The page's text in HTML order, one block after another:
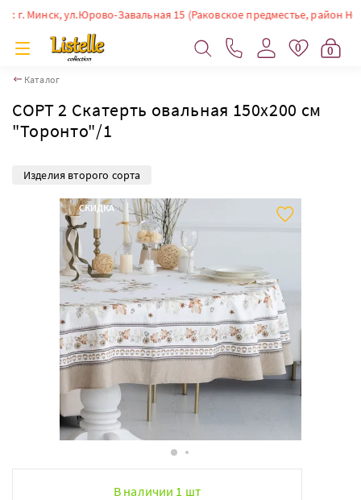
Минск, ул.Юрово-Завальная 15 (Раковское предместье, район
0 0
Каталог
СОРТ 2 Скатерть овальная 150х200 см
"Торонто"/1
Изделия второго сорта
СКИДКА
В наличии 1 шт